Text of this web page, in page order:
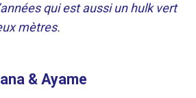
qui est aussi un hulk vert
mètres.
& Ayame